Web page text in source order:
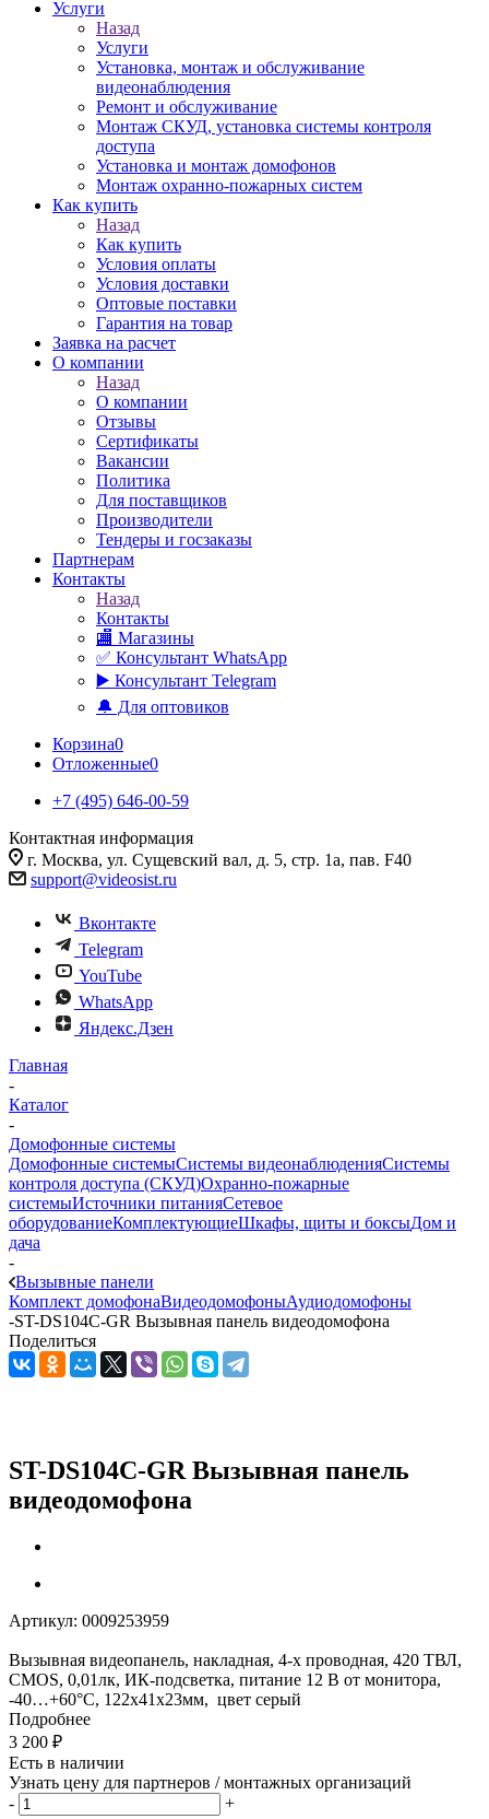
Услуги
Назад
Услуги
Установка, монтаж и обслуживание
видеонаблюдения
Ремонт и обслуживание
Монтаж СКУД, установка системы контроля
доступа
Установка и монтаж домофонов
Монтаж охранно-пожарных систем
Как купить
Назад
Как купить
Условия оплаты
Условия доставки
Оптовые поставки
Гарантия на товар
Заявка на расчет
О компании
Назад
О компании
Отзывы
Сертификаты
Вакансии
Политика
Для поставщиков
Производители
Тендеры и госзаказы
Партнерам
Контакты
Назад
Контакты
🏬 Магазины
✅️ Консультант WhatsApp
▶️ Консультант Telegram
🔔 Для оптовиков
Корзина0
Отложенные0
+7 (495) 646-00-59
Контактная информация
г. Москва, ул. Сущевский вал, д. 5, стр. 1а, пав. F40
support@videosist.ru
Вконтакте
Telegram
YouTube
WhatsApp
Яндекс.Дзен
Главная
-
Каталог
-
Домофонные системы
Домофонные системыСистемы видеонаблюденияСистемы
контроля доступа (СКУД)Охранно-пожарные
системыИсточники питанияСетевое
оборудованиеКомплектующиеШкафы, щиты и боксыДом и
дача
-
Вызывные панели
Комплект домофонаВидеодомофоныАудиодомофоны
-ST-DS104С-GR Вызывная панель видеодомофона
Поделиться
ST-DS104С-GR Вызывная панель
видеодомофона
Артикул: 0009253959
Вызывная видеопанель, накладная, 4-х проводная, 420 ТВЛ,
CMOS, 0,01лк, ИК-подсветка, питание 12 В от монитора,
-40…+60°C, 122х41х23мм, цвет серый
Подробнее
3 200 ₽
Есть в наличии
Узнать цену для партнеров / монтажных организаций
-
+